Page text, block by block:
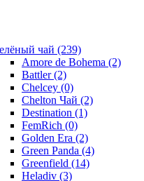
чай (239)
Amore de Bohema (2)
Battler(2)
Chelcey (0)
Chelton Чай (2)
Destination (1)
FemRich (0)
Golden Era (2)
Green Panda (4)
Greenfield (14)
Heladiv (3)